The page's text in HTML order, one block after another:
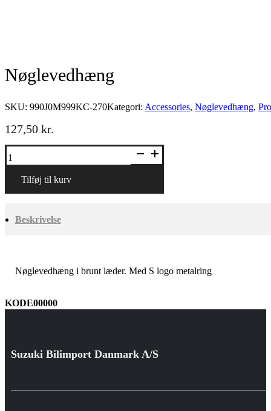
Nøglevedhæng
SKU: 990J0M999KC-270Kategori: Accessories, Nøglevedhæng,
127,50 kr.
antal
Tilføj til kurv
Beskrivelse
Nøglevedhæng i brunt læder. Med S logo metalring
KODE00000
Suzuki Bilimport Danmark A/S